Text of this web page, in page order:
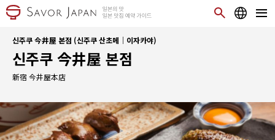
신주쿠 今井屋 본점 (신주쿠 산초메｜이자카야)
신주쿠 今井屋 본점
新宿 今井屋本店